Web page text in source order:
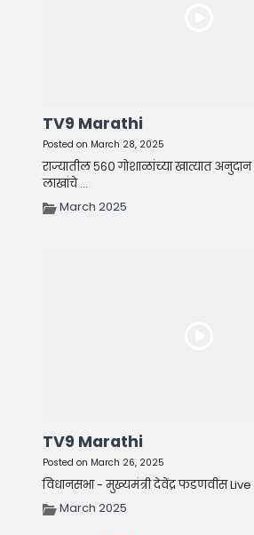
TV9 Marathi
Posted on March 28, 2025
राज्यातील ५६० गोशाळांच्या खात्यात
लाखांचे ...
March 2025
TV9 Marathi
Posted on March 26, 2025
विधानसभा - मुख्यमंत्री देवेंद्र फडणवीस Live
March 2025